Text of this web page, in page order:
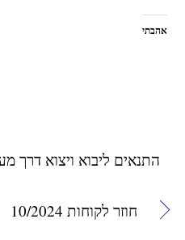
אהבתי
התנאים ליבוא ויצוא דרך
חוזר לקוחות 10/2024